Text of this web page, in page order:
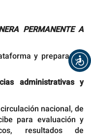
PERMANENTE A
y preparar su
administrativas y
nacional, de
para evaluación y
resultados de